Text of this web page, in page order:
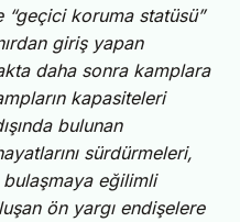
koruma statüsü”
giriş yapan
daha sonra kamplara
kapasiteleri
bulunan
sürdürmeleri,
eğilimli
ön yargı endişelere